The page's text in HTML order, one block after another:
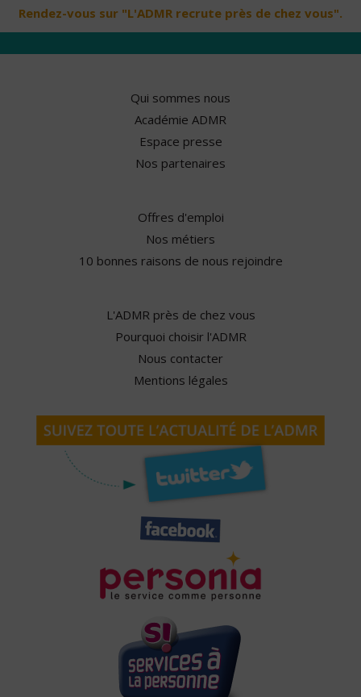
Rendez-vous sur "L'ADMR recrute près de chez vous".
Qui sommes nous
Académie ADMR
Espace presse
Nos partenaires
Offres d'emploi
Nos métiers
10 bonnes raisons de nous rejoindre
L'ADMR près de chez vous
Pourquoi choisir l'ADMR
Nous contacter
Mentions légales